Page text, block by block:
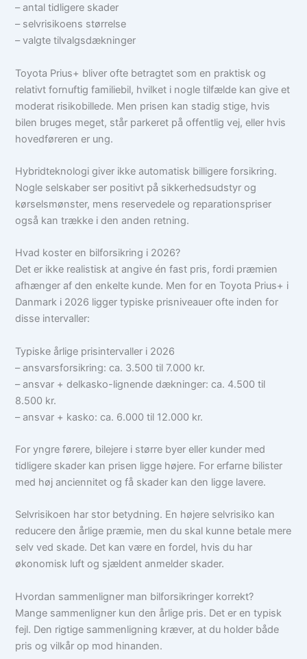
– antal tidligere skader
– selvrisikoens størrelse
– valgte tilvalgsdækninger
Toyota Prius+ bliver ofte betragtet som en praktisk og
relativt fornuftig familiebil, hvilket i nogle tilfælde kan give et
moderat risikobillede. Men prisen kan stadig stige, hvis
bilen bruges meget, står parkeret på offentlig vej, eller hvis
hovedføreren er ung.
Hybridteknologi giver ikke automatisk billigere forsikring.
Nogle selskaber ser positivt på sikkerhedsudstyr og
kørselsmønster, mens reservedele og reparationspriser
også kan trække i den anden retning.
Hvad koster en bilforsikring i 2026?
Det er ikke realistisk at angive én fast pris, fordi præmien
afhænger af den enkelte kunde. Men for en Toyota Prius+ i
Danmark i 2026 ligger typiske prisniveauer ofte inden for
disse intervaller:
Typiske årlige prisintervaller i 2026
– ansvarsforsikring: ca. 3.500 til 7.000 kr.
– ansvar + delkasko-lignende dækninger: ca. 4.500 til
8.500 kr.
– ansvar + kasko: ca. 6.000 til 12.000 kr.
For yngre førere, bilejere i større byer eller kunder med
tidligere skader kan prisen ligge højere. For erfarne bilister
med høj anciennitet og få skader kan den ligge lavere.
Selvrisikoen har stor betydning. En højere selvrisiko kan
reducere den årlige præmie, men du skal kunne betale mere
selv ved skade. Det kan være en fordel, hvis du har
økonomisk luft og sjældent anmelder skader.
Hvordan sammenligner man bilforsikringer korrekt?
Mange sammenligner kun den årlige pris. Det er en typisk
fejl. Den rigtige sammenligning kræver, at du holder både
pris og vilkår op mod hinanden.